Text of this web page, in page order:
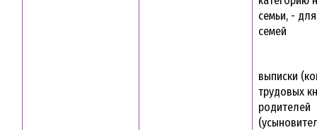
семьи, -
семей
выписки
трудовых
родителей